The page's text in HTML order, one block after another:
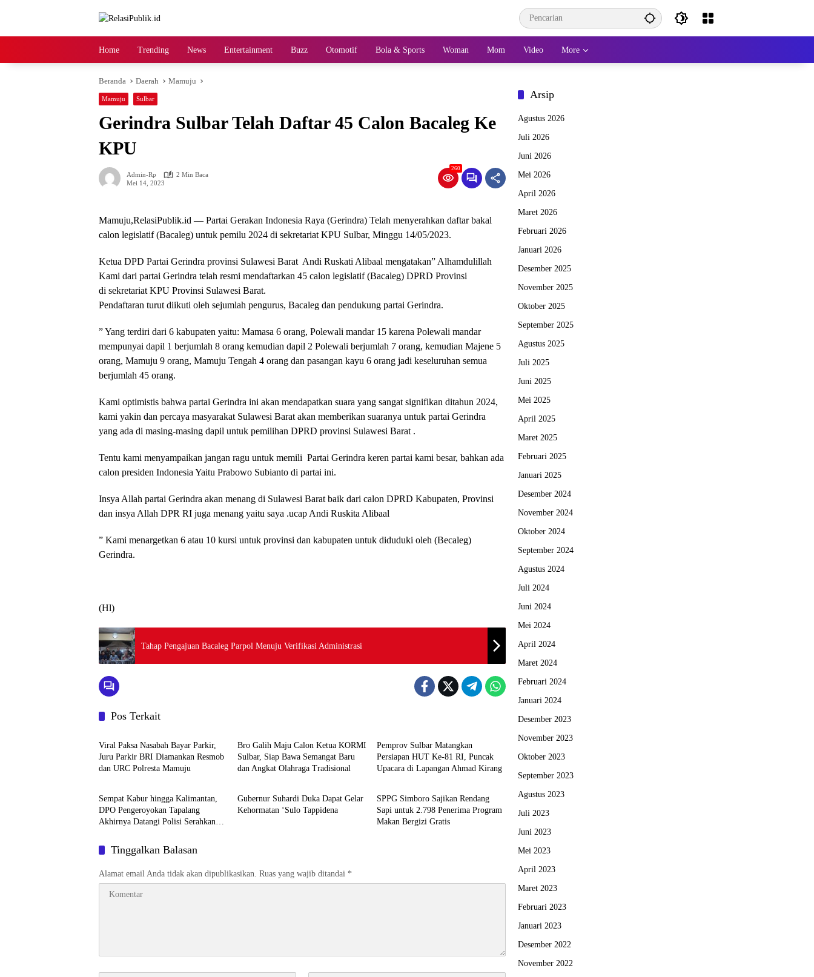
Home Trending News Entertainment Buzz Otomotif Bola & Sports Woman Mom Video More
Beranda Daerah Mamuju
Mamuju Sulbar
Gerindra Sulbar Telah Daftar 45 Calon Bacaleg Ke
KPU
Admin-Rp
2 Min Baca
Mei 14, 2023
260
Mamuju,RelasiPublik.id — Partai Gerakan Indonesia Raya (Gerindra) Telah menyerahkan daftar bakal
calon legislatif (Bacaleg) untuk pemilu 2024 di sekretariat KPU Sulbar, Minggu 14/05/2023.
Ketua DPD Partai Gerindra provinsi Sulawesi Barat Andi Ruskati Alibaal mengatakan” Alhamdulillah
Kami dari partai Gerindra telah resmi mendaftarkan 45 calon legislatif (Bacaleg) DPRD Provinsi
di sekretariat KPU Provinsi Sulawesi Barat.
Pendaftaran turut diikuti oleh sejumlah pengurus, Bacaleg dan pendukung partai Gerindra.
” Yang terdiri dari 6 kabupaten yaitu: Mamasa 6 orang, Polewali mandar 15 karena Polewali mandar
mempunyai dapil 1 berjumlah 8 orang kemudian dapil 2 Polewali berjumlah 7 orang, kemudian Majene 5
orang, Mamuju 9 orang, Mamuju Tengah 4 orang dan pasangan kayu 6 orang jadi keseluruhan semua
berjumlah 45 orang.
Kami optimistis bahwa partai Gerindra ini akan mendapatkan suara yang sangat signifikan ditahun 2024,
kami yakin dan percaya masyarakat Sulawesi Barat akan memberikan suaranya untuk partai Gerindra
yang ada di masing-masing dapil untuk pemilihan DPRD provinsi Sulawesi Barat .
Tentu kami menyampaikan jangan ragu untuk memili Partai Gerindra keren partai kami besar, bahkan ada
calon presiden Indonesia Yaitu Prabowo Subianto di partai ini.
Insya Allah partai Gerindra akan menang di Sulawesi Barat baik dari calon DPRD Kabupaten, Provinsi
dan insya Allah DPR RI juga menang yaitu saya .ucap Andi Ruskita Alibaal
” Kami menargetkan 6 atau 10 kursi untuk provinsi dan kabupaten untuk diduduki oleh (Becaleg)
Gerindra.
(Hl)
Tahap Pengajuan Bacaleg Parpol Menuju Verifikasi Administrasi
Pos Terkait
Mamuju
Viral Paksa Nasabah Bayar Parkir,
Juru Parkir BRI Diamankan Resmob
dan URC Polresta Mamuju
Bro Galih Maju Calon Ketua KORMI
Sulbar, Siap Bawa Semangat Baru
dan Angkat Olahraga Tradisional
Pemprov Sulbar Matangkan
Persiapan HUT Ke-81 RI, Puncak
Upacara di Lapangan Ahmad Kirang
Sempat Kabur hingga Kalimantan,
DPO Pengeroyokan Tapalang
Akhirnya Datangi Polisi Serahkan
Mamuju
Gubernur Suhardi Duka Dapat Gelar
Kehormatan ‘Sulo Tappidena
SPPG Simboro Sajikan Rendang
Sapi untuk 2.798 Penerima Program
Makan Bergizi Gratis
Tinggalkan Balasan
Alamat email Anda tidak akan dipublikasikan. Ruas yang wajib ditandai *
Arsip
Agustus 2026
Juli 2026
Juni 2026
Mei 2026
April 2026
Maret 2026
Februari 2026
Januari 2026
Desember 2025
November 2025
Oktober 2025
September 2025
Agustus 2025
Juli 2025
Juni 2025
Mei 2025
April 2025
Maret 2025
Februari 2025
Januari 2025
Desember 2024
November 2024
Oktober 2024
September 2024
Agustus 2024
Juli 2024
Juni 2024
Mei 2024
April 2024
Maret 2024
Februari 2024
Januari 2024
Desember 2023
November 2023
Oktober 2023
September 2023
Agustus 2023
Juli 2023
Juni 2023
Mei 2023
April 2023
Maret 2023
Februari 2023
Januari 2023
Desember 2022
November 2022